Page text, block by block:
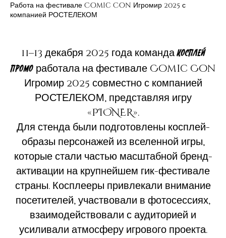
Работа на фестивале Comic Con Игромир 2025 с
компанией РОСТЕЛЕКОМ
11–13 декабря 2025 года командаКОСПЛЕЙ
ПРОМО работала на фестивале Comic Con
Игромир 2025 совместно с компанией
РОСТЕЛЕКОМ, представляя игру
«PIONER».
Для стенда были подготовлены косплей-
образы персонажей из вселенной игры,
которые стали частью масштабной бренд-
активации на крупнейшем гик-фестивале
страны. Косплееры привлекали внимание
посетителей, участвовали в фотосессиях,
взаимодействовали с аудиторией и
усиливали атмосферу игрового проекта.